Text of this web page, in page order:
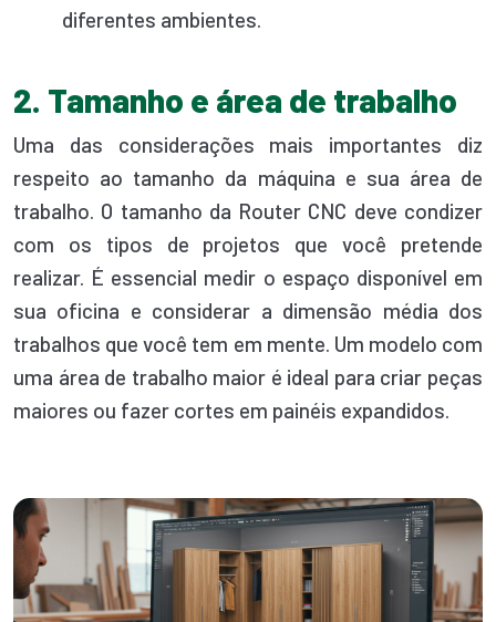
diferentes ambientes.
2. Tamanho e área de trabalho
Uma das considerações mais importantes diz
respeito ao tamanho da máquina e sua área de
trabalho. O tamanho da Router CNC deve condizer
com os tipos de projetos que você pretende
realizar. É essencial medir o espaço disponível em
sua oficina e considerar a dimensão média dos
trabalhos que você tem em mente. Um modelo com
uma área de trabalho maior é ideal para criar peças
maiores ou fazer cortes em painéis expandidos.